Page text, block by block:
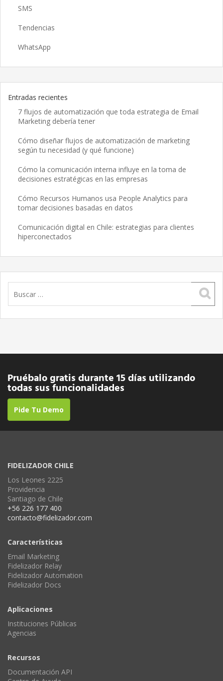
SMS
Tendencias
WhatsApp
Entradas recientes
7 flujos de automatización que toda estrategia de Email
Marketing debería tener
Cómo diseñar flujos de automatización de marketing
según tu necesidad (y qué funcione)
Cómo la comunicación interna influye en la toma de
decisiones estratégicas en las empresas
Cómo Recursos Humanos usa People Analytics para
tomar decisiones basadas en datos
Comunicación digital en Chile: estrategias para clientes
hiperconectados
Pruébalo gratis durante 15 días utilizando
todas sus funcionalidades
Pide Tu Demo
FIDELIZADOR CHILE
Los Leones 2225
Providencia
Santiago de Chile
+56 226 177 400
contacto@fidelizador.com
Características
Email Marketing
Fidelizador Relay
Fidelizador Automation
Fidelizador Docs
Aplicaciones
Instituciones Públicas
Agencias
Recursos
Documentación API